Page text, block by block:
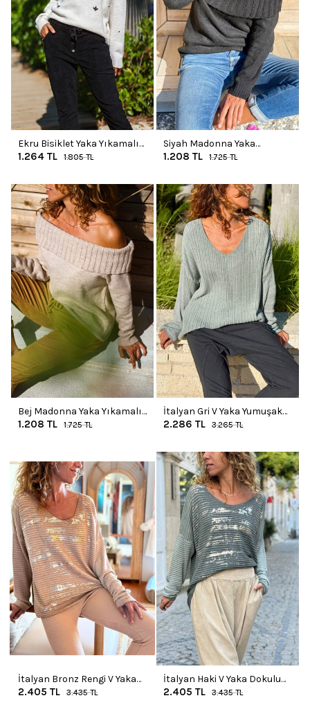
Ekru Bisiklet Yaka Yıkamalı
Taş İşlemeli Yumuşak Dokulu
1.264 TL 1.805TL
Siyah Madonna Yaka
Yıkamalı Yumuşak Dokulu
1.208 TL 1.725TL
Bej Madonna Yaka Yıkamalı
Yumuşak Dokulu Salaş
1.208 TL 1.725TL
İtalyan Gri V Yaka Yumuşak
Dokulu Modal Salaş Kazak
2.286 TL 3.265TL
İtalyan Bronz Rengi V Yaka
Varak Baskılı Modal Salaş
2.405 TL 3.435TL
İtalyan Haki V Yaka Dokulu
Varak Baskılı Modal Salaş
2.405 TL 3.435TL